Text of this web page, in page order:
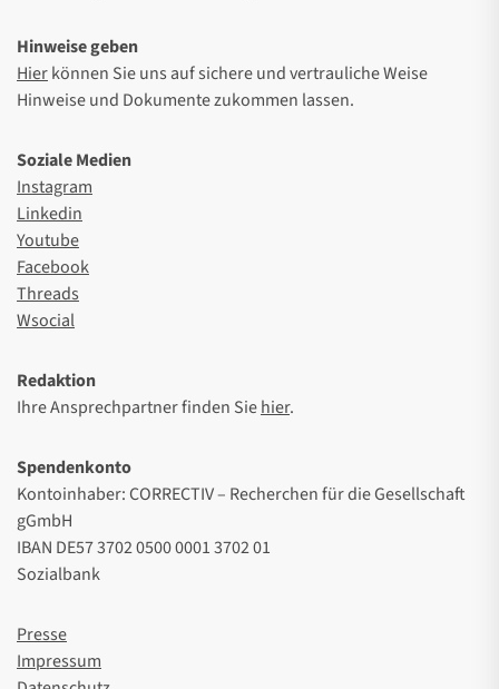
Hinweise geben
Hierkönnen Sie uns auf sichere und vertrauliche Weise
Hinweise und Dokumente zukommen lassen.
Soziale Medien
Instagram
Linkedin
Youtube
Facebook
Threads
Wsocial
Redaktion
Ihre Ansprechpartner finden Siehier.
Spendenkonto
Kontoinhaber: CORRECTIV – Recherchen für die Gesellschaft
gGmbH
IBAN DE57 3702 0500 0001 3702 01
Sozialbank
Presse
Impressum